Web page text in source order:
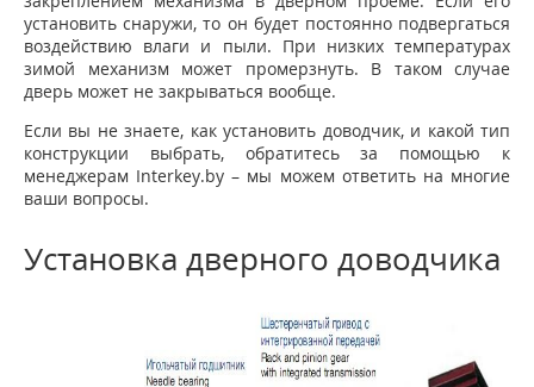
установить снаружи, то он будет постоянно подвергаться
воздействию влаги и пыли. При низких температурах
зимой механизм может промерзнуть. В таком случае
дверь может не закрываться вообще.
Если вы не знаете, как установить доводчик, и какой тип
конструкции выбрать, обратитесь за помощью к
менеджерам Interkey.by – мы можем ответить на многие
ваши вопросы.
Установка дверного доводчика